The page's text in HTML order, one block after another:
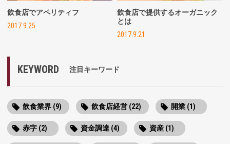
飲食店でアペリティフ
2017.9.25
飲食店で提供するオーガニック
とは
2017.9.21
KEYWORD 注目キーワード
飲食業界 (9) 飲食店経営 (22) 開業 (1)
赤字 (2) 資金調達 (4) 資産 (1)